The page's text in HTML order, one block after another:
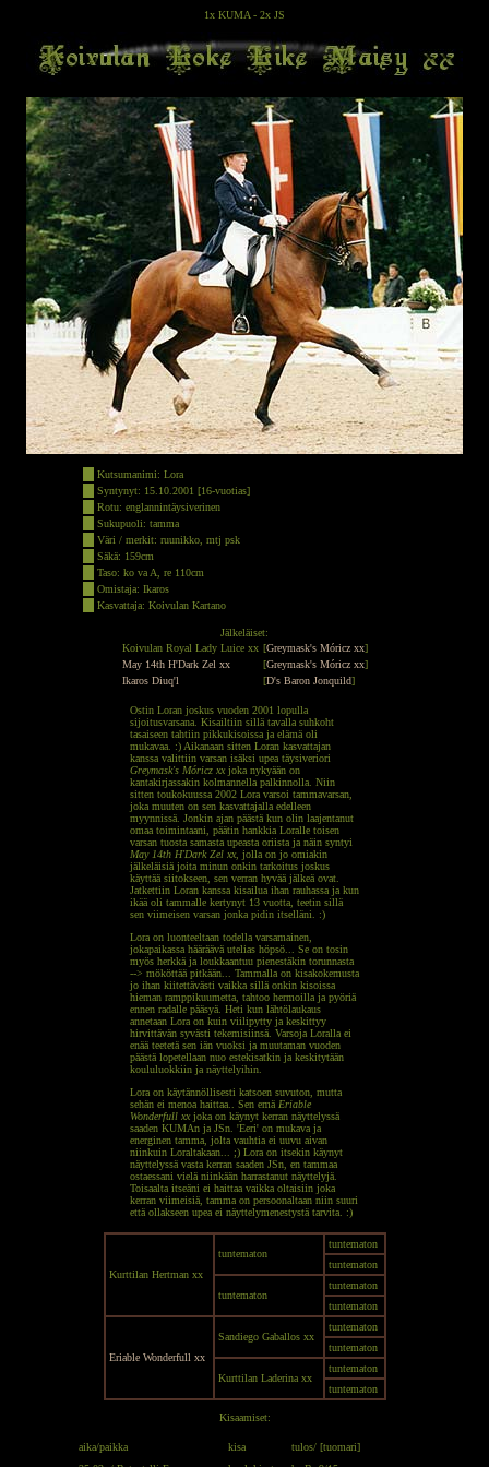
1x KUMA - 2x JS
Kutsumanimi: Lora
Syntynyt: 15.10.2001 [16-vuotias]
Rotu: englannintäysiverinen
Sukupuoli: tamma
Väri / merkit: ruunikko, mtj psk
Säkä: 159cm
Taso: ko va A, re 110cm
Omistaja: Ikaros
Kasvattaja: Koivulan Kartano
Jälkeläiset:
Koivulan Royal Lady Luice xx [Greymask's Móricz xx]
May 14th H'Dark Zel xx
[Greymask's Móricz xx]
Ikaros Diuq'l
[D's Baron Jonquild]
Ostin Loran joskus vuoden 2001 lopulla
sijoitusvarsana. Kisailtiin sillä tavalla suhkoht
tasaiseen tahtiin pikkukisoissa ja elämä oli
mukavaa. :) Aikanaan sitten Loran kasvattajan
kanssa valittiin varsan isäksi upea täysiveriori
Greymask's Móricz xxjoka nykyään on
kantakirjassakin kolmannella palkinnolla. Niin
sitten toukokuussa 2002 Lora varsoi tammavarsan,
joka muuten on sen kasvattajalla edelleen
myynnissä. Jonkin ajan päästä kun olin laajentanut
omaa toimintaani, päätin hankkia Loralle toisen
varsan tuosta samasta upeasta oriista ja näin syntyi
May 14th H'Dark Zel xx, jolla on jo omiakin
jälkeläisiä joita minun onkin tarkoitus joskus
käyttää siitokseen, sen verran hyvää jälkeä ovat.
Jatkettiin Loran kanssa kisailua ihan rauhassa ja kun
ikää oli tammalle kertynyt 13 vuotta, teetin sillä
sen viimeisen varsan jonka pidin itselläni. :)
Lora on luonteeltaan todella varsamainen,
jokapaikassa hääräävä utelias höpsö... Se on tosin
myös herkkä ja loukkaantuu pienestäkin torunnasta
--> mököttää pitkään... Tammalla on kisakokemusta
jo ihan kiitettävästi vaikka sillä onkin kisoissa
hieman ramppikuumetta, tahtoo hermoilla ja pyöriä
ennen radalle pääsyä. Heti kun lähtölaukaus
annetaan Lora on kuin viilipytty ja keskittyy
hirvittävän syvästi tekemisiinsä. Varsoja Loralla ei
enää teetetä sen iän vuoksi ja muutaman vuoden
päästä lopetellaan nuo estekisatkin ja keskitytään
koululuokkiin ja näyttelyihin.
Lora on käytännöllisesti katsoen suvuton, mutta
sehän ei menoa haittaa.. Sen emä Eriable
Wonderfull xxjoka on käynyt kerran näyttelyssä
saaden KUMAn ja JSn. 'Eeri' on mukava ja
energinen tamma, jolta vauhtia ei uuvu aivan
niinkuin Loraltakaan... ;) Lora on itsekin käynyt
näyttelyssä vasta kerran saaden JSn, en tammaa
ostaessani vielä niinkään harrastanut näyttelyjä.
Toisaalta itseäni ei haittaa vaikka oltaisiin joka
kerran viimeisiä, tamma on persoonaltaan niin suuri
että ollakseen upea ei näyttelymenestystä tarvita. :)
Kurttilan Hertman xx
tuntematon
tuntematon
tuntematon
tuntematon
tuntematon
tuntematon
Eriable Wonderfull xx
Sandiego Gaballos xx
tuntematon
tuntematon
Kurttilan Laderina xx
tuntematon
tuntematon
Kisaamiset:
aika/paikka kisa
tulos/ [tuomari]